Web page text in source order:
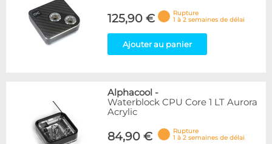
125,90 €
Rupture
1 à 2 semaines de délai
Ajouter au panier
Alphacool -
Waterblock CPU Core 1 LT Aurora
Acrylic
84,90 €
Rupture
1 à 2 semaines de délai